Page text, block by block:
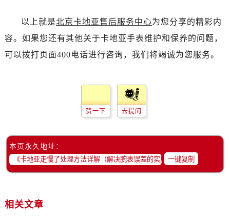
以上就是北京卡地亚售后服务中心为您分享的精彩内
容。如果您还有其他关于卡地亚手表维护和保养的问题，
可以拨打页面400电话进行咨询，我们将竭诚为您服务。
赞一下 去提问
本页永久地址：
一键复制
相关文章